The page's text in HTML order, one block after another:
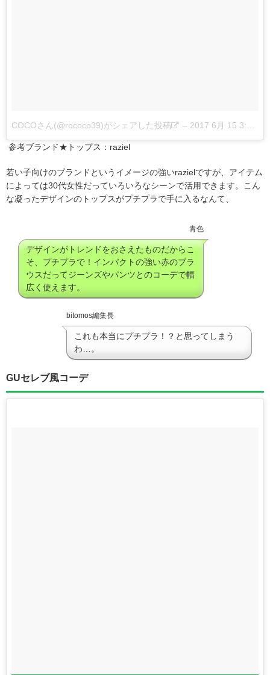
COCOさん(@rococo39)がシェアした投稿 – 2017 6月 15 3:26午前 PDT
参考ブランド★トップス：raziel
若い子向けのブランドというイメージの強いrazielですが、アイテム
によっては30代女性だっていろいろなシーンで活用できます。こん
な凝ったデザインのトップスがプチプラで手に入るなんて、
青色
デザインがトレンドをおさえたものだからこ
そ、プチプラで！インパクトの強い赤のブラ
ウスだってジーンズやパンツとのコーデで幅
広く使えます。
bitomos編集長
これも本当にプチプラ！？と思ってしまう
わ…。
GUセレブ風コーデ